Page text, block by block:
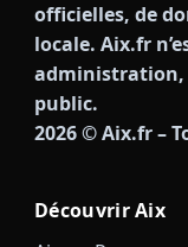
officielles, de
locale. Aix.fr
administration,
public.
2026© Aix.fr –
Découvrir Aix